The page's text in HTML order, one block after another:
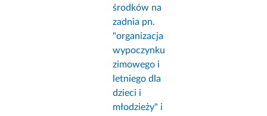
środków na
zadnia pn.
"organizacja
wypoczynku
zimowego i
letniego dla
dzieci i
młodzieży" i